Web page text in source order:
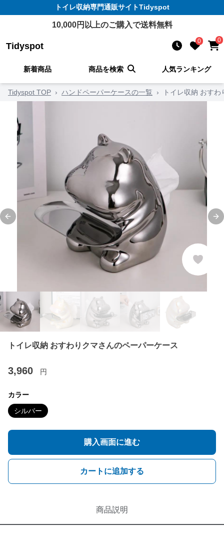
トイレ収納専門通販サイトTidyspot
10,000円以上のご購入で送料無料
Tidyspot 0 0
新着商品 商品を検索 人気ランキング
Tidyspot TOP › ハンドペーパーケースの一覧 › トイレ収納 おす
Previous slide
トイレ収納 おすわりクマさんのペーパーケース
3,960 円
カラー
シルバー
購入画面に進む
カートに追加する
商品説明